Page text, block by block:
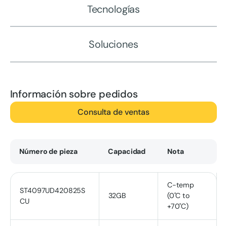
Tecnologías
Soluciones
Información sobre pedidos
Consulta de ventas
Número de pieza Capacidad Nota
ST4097UD420825S
CU
32GB
C-temp
(0˚C to
+70˚C)